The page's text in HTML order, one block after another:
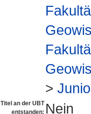
>
Titel an der UBT
entstanden: Nein